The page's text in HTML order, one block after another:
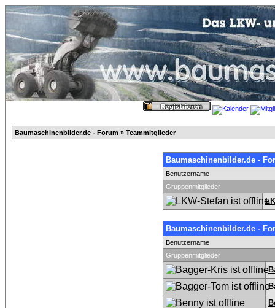
Baumaschinenbilder.de - Forum » Teammitglieder
Baumaschinenbilder.de -
Benutzername
Gruppenmitglieder
Baumaschinenbilder.de -
Benutzername
Gruppenmitglieder